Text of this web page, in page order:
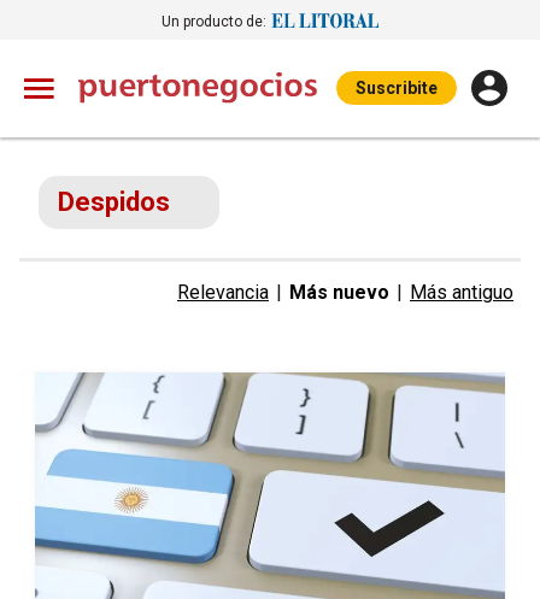
Un producto de:
Suscribite
Despidos
Relevancia | Más nuevo | Más antiguo